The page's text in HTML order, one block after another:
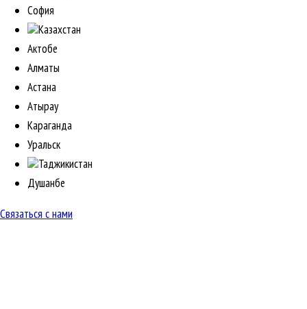
София
Казахстан
Актобе
Алматы
Астана
Атырау
Караганда
Уральск
Таджикистан
Душанбе
Связаться с нами